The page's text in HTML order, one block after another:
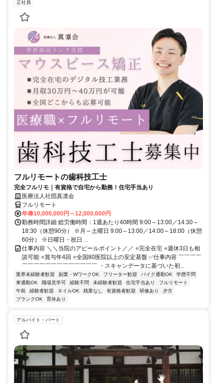
正社員
フルリモートの歯科技工士
完全フルリモ｜有資格で自宅から勤務！住宅手当あり
医療法人社団真凛会
フルリモート
年俸10,000,000円～12,000,000円
勤務時間詳細 総労働時間：1週あたり40時間 9:00～13:00／14:30～
18:30（休憩90分） ※月～土曜日 9:00～13:00／14:00～18:00（休憩
60分） ※日曜日・祝日 ...
仕事内容 ＼＼当院のアピールポイント／／ ⭐完全在宅 ⭐週休3日も相
談可能 ⭐賞与年4回 ⭐全国80医院以上の安定基盤 ✅仕事内容 ￣￣￣￣
￣￣￣￣￣￣￣￣￣￣￣￣￣ ・スキャンデータに基づいた初...
業界未経験者歓迎 副業・WワークOK フリーター歓迎 バイク通勤OK
学歴不問
車通勤OK
職場見学可 経験不問 未経験者歓迎 住宅手当あり
フルリモート
午前
経験者歓迎 ネイルOK 残業なし 有資格者歓迎 研修あり
夕方
ブランクOK
育休あり
アルバイト・パート